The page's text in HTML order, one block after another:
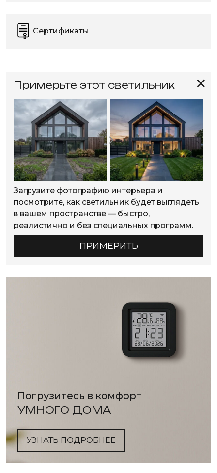
Сертификаты
✕
Примерьте этот светильник
Загрузите фотографию интерьера и
посмотрите, как светильник будет выглядеть
в вашем пространстве — быстро,
реалистично и без специальных программ.
ПРИМЕРИТЬ
Погрузитесь в комфорт
УМНОГО ДОМА
УЗНАТЬ ПОДРОБНЕЕ